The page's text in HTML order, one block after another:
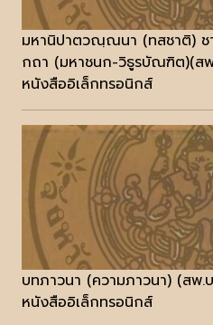
มหานิปาตวณฺณนา (ทสชาติ)
กถา (มหาชนก-วิธูรบัณฑิต)(ส
หนังสืออิเล็กทรอนิกส์
บทภาวนา (ความภาวนา) (สพ.
หนังสืออิเล็กทรอนิกส์